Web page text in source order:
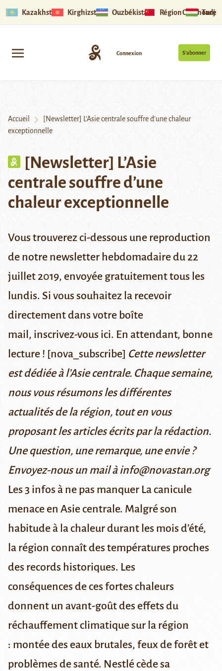
Kazakhstan Kirghizstan Ouzbékistan Région Ouïghoure
S’abonner
Connexion
Accueil
[Newsletter] L’Asie centrale souffre d’une chaleur
exceptionnelle
[Newsletter] L’Asie
centrale souffre d’une
chaleur exceptionnelle
Vous trouverez ci-dessous une reproduction
de notre newsletter hebdomadaire du 22
juillet 2019, envoyée gratuitement tous les
lundis. Si vous souhaitez la recevoir
directement dans votre boîte
mail, inscrivez-vous ici. En attendant, bonne
lecture ! [nova_subscribe] Cette newsletter
est dédiée à l’Asie centrale. Chaque semaine,
nous vous résumons les différentes
actualités de la région, tout en vous
proposant les articles écrits par la rédaction.
Une question, une remarque, une envie ?
Envoyez-nous un mail à info@novastan.org
Les 3 infos à ne pas manquer La canicule
menace en Asie centrale. Malgré son
habitude à la chaleur durant les mois d’été,
la région connaît des températures proches
des records historiques. Les
conséquences de ces fortes chaleurs
donnent un avant-goût des effets du
réchauffement climatique sur la région
: montée des eaux brutales, feux de forêt et
problèmes de santé. Nestlé cède sa